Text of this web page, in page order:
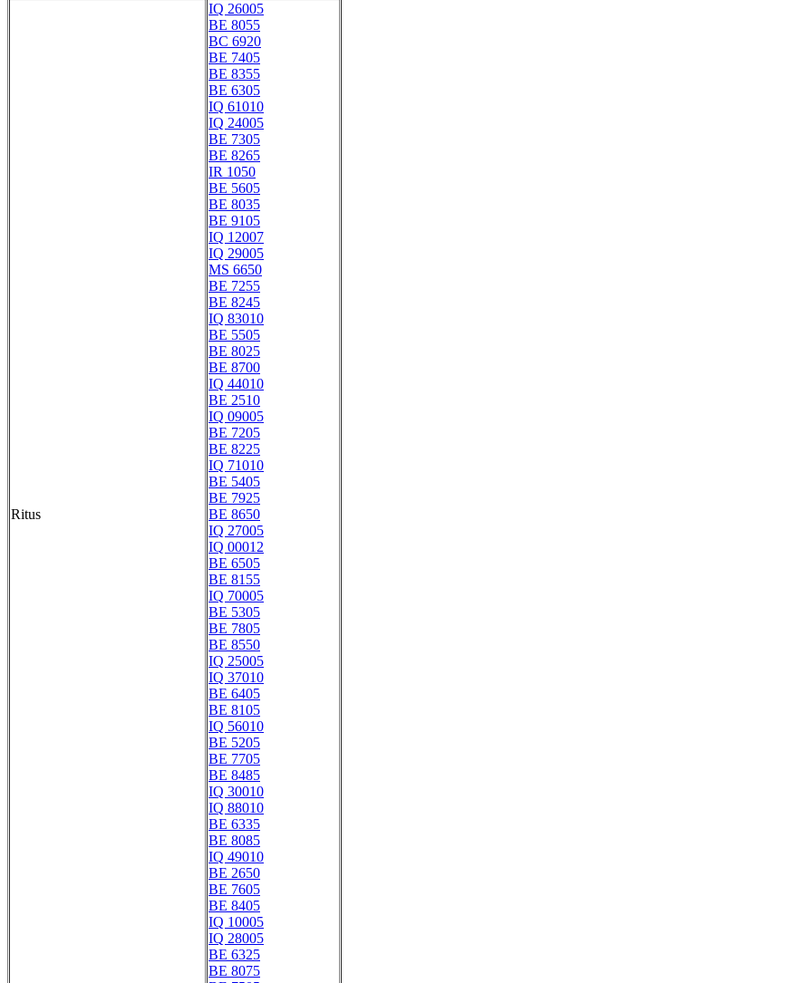
Ritus
IQ 26005
BE 8055
BC 6920
BE 7405
BE 8355
BE 6305
IQ 61010
IQ 24005
BE 7305
BE 8265
IR 1050
BE 5605
BE 8035
BE 9105
IQ 12007
IQ 29005
MS 6650
BE 7255
BE 8245
IQ 83010
BE 5505
BE 8025
BE 8700
IQ 44010
BE 2510
IQ 09005
BE 7205
BE 8225
IQ 71010
BE 5405
BE 7925
BE 8650
IQ 27005
IQ 00012
BE 6505
BE 8155
IQ 70005
BE 5305
BE 7805
BE 8550
IQ 25005
IQ 37010
BE 6405
BE 8105
IQ 56010
BE 5205
BE 7705
BE 8485
IQ 30010
IQ 88010
BE 6335
BE 8085
IQ 49010
BE 2650
BE 7605
BE 8405
IQ 10005
IQ 28005
BE 6325
BE 8075